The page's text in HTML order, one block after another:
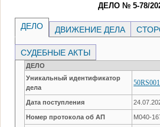
ДЕЛО № 5-78/
ДЕЛО ДВИЖЕНИЕ ДЕЛА
СУДЕБНЫЕ АКТЫ
ДЕЛО
Уникальный идентификатор
дела
Дата поступления
Номер протокола об АП М040-